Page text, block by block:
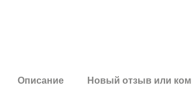
Описание Новый отзыв или